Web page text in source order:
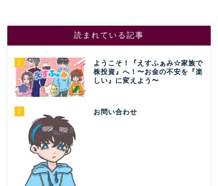
読まれている記事
1
ようこそ！『えすふぁみ☆家族で
株投資』へ！〜お金の不安を『楽
しい』に変えよう〜
2 お問い合わせ